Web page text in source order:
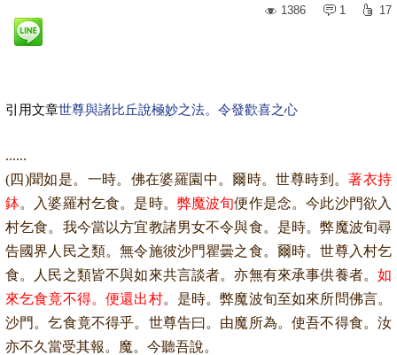
1386
1 17
引用文章世尊與諸比丘說極妙之法。令發歡喜之心
......
(四)聞如是。一時。佛在婆羅園中。爾時。世尊時到。著衣持
鉢。入婆羅村乞食。是時。 弊魔波旬便作是念。今此沙門欲入
村乞食。我今當以方宜教諸男女不令與食。是時。弊魔波旬尋
告國界人民之類。無令施彼沙門瞿曇之食。爾時。世尊入村乞
食。人民之類皆不與如來共言談者。亦無有來承事供養者。 如
來乞食竟不得。便還出村。是時。弊魔波旬至如來所問佛言。
沙門。乞食竟不得乎。世尊告曰。由魔所為。使吾不得食。汝
亦不久當受其報。魔。今聽吾說。